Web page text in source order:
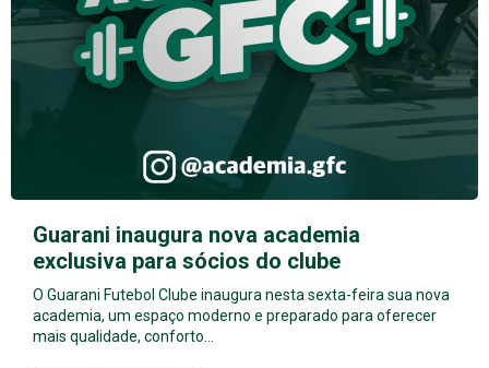
Guarani inaugura nova academia
exclusiva para sócios do clube
O Guarani Futebol Clube inaugura nesta sexta-feira sua nova
academia, um espaço moderno e preparado para oferecer
mais qualidade, conforto…